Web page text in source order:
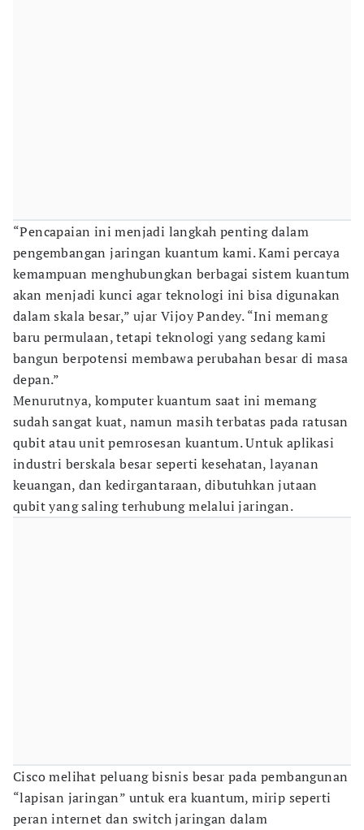
“Pencapaian ini menjadi langkah penting dalam
pengembangan jaringan kuantum kami. Kami percaya
kemampuan menghubungkan berbagai sistem kuantum
akan menjadi kunci agar teknologi ini bisa digunakan
dalam skala besar,” ujar Vijoy Pandey. “Ini memang
baru permulaan, tetapi teknologi yang sedang kami
bangun berpotensi membawa perubahan besar di masa
depan.”
Menurutnya, komputer kuantum saat ini memang
sudah sangat kuat, namun masih terbatas pada ratusan
qubit atau unit pemrosesan kuantum. Untuk aplikasi
industri berskala besar seperti kesehatan, layanan
keuangan, dan kedirgantaraan, dibutuhkan jutaan
qubit yang saling terhubung melalui jaringan.
Cisco melihat peluang bisnis besar pada pembangunan
“lapisan jaringan” untuk era kuantum, mirip seperti
peran internet dan switch jaringan dalam